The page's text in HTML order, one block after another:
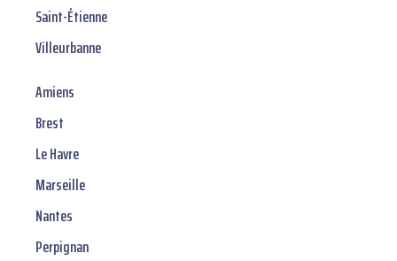
Saint-Étienne
Villeurbanne
Amiens
Brest
Le Havre
Marseille
Nantes
Perpignan